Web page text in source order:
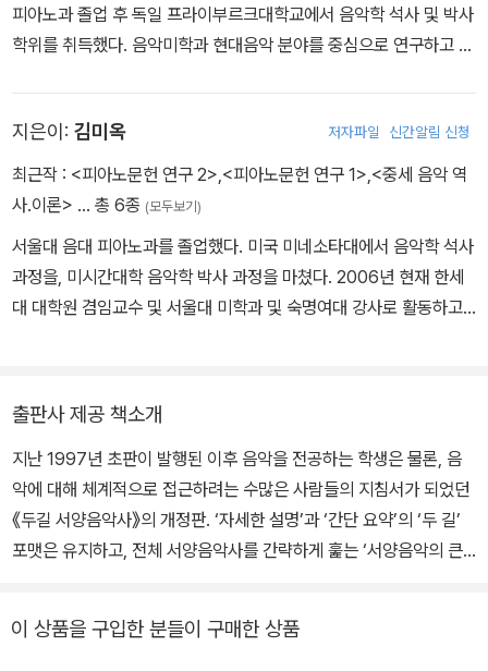
피아노과 졸업 후 독일 프라이부르크대학교에서 음악학 석사 및 박사
학위를 취득했다. 음악미학과 현대음악 분야를 중심으로 연구하고 있
지은이: 김미옥 저자파일 신간알림 신청
최근작 : <피아노문헌 연구 2>,<피아노문헌 연구 1>,<중세 음악 역
사.이론> … 총 6종 (모두보기)
서울대 음대 피아노과를 졸업했다. 미국 미네소타대에서 음악학 석사
과정을, 미시간대학 음악학 박사 과정을 마쳤다. 2006년 현재 한세
대 대학원 겸임교수 및 서울대 미학과 및 숙명여대 강사로 활동하고
출판사 제공 책소개
지난 1997년 초판이 발행된 이후 음악을 전공하는 학생은 물론, 음
악에 대해 체계적으로 접근하려는 수많은 사람들의 지침서가 되었던
《두길 서양음악사》의 개정판. ‘자세한 설명’과 ‘간단 요약’의 ‘두 길’
포맷은 유지하고, 전체 서양음악사를 간략하게 훑는 ‘서양음악의 큰
련 사진과 작곡가의 자필악보 등의 풍부한 그림자료 및 중간중간 삽
이 상품을 구입한 분들이 구매한 상품